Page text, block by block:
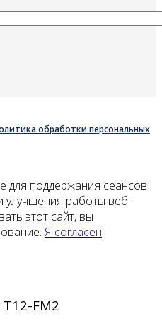
обработки персональных
для поддержания сеансов
улучшения работы веб-
этот сайт, вы
Я согласен
FM2